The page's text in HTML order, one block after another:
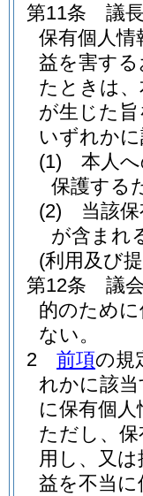
第11条
議
保有個人
益を害す
たときは
が生じた
いずれか
(1)
本人
保護する
(2)
当該
が含まれ
(利用及び
第12条
議
的のため
ない。
2
前項の規
れかに該
に保有個
ただし、
用し、又
益を不当